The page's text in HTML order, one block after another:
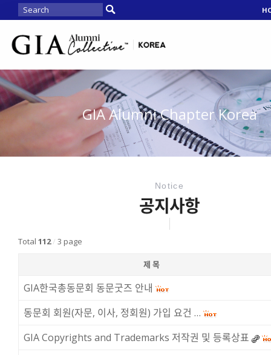
GIA Alumni Chapter Korea
Notice
공지사항
Total 112 / 3 page
제 목
GIA한국총동문회 동문굿즈 안내
동문회 회원(자문, 이사, 정회원) 가입 요건 …
GIA Copyrights and Trademarks 저작권 및 등록상표